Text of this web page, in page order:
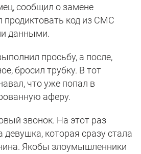
сообщил о замене
продиктовать код из СМС
данными.
просьбу, а после,
бросил трубку. В тот
что уже попал в
аферу.
звонок. На этот раз
которая сразу стала
Якобы злоумышленники